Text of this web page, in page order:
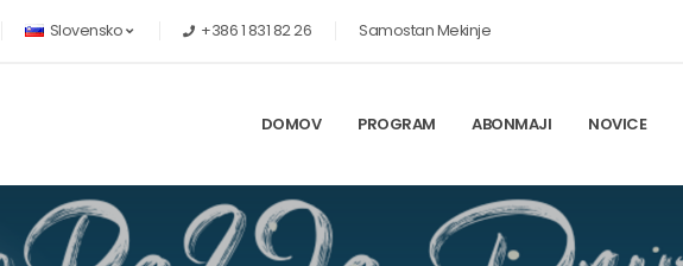
Slovensko +386 1 831 82 26 Samostan Mekinje
DOMOV PROGRAM ABONMAJI NOVICE